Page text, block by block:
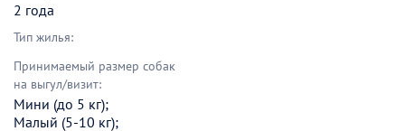
2 года
Тип жилья:
Принимаемый размер собак
на выгул/визит:
Мини (до 5 кг);
Малый (5-10 кг);